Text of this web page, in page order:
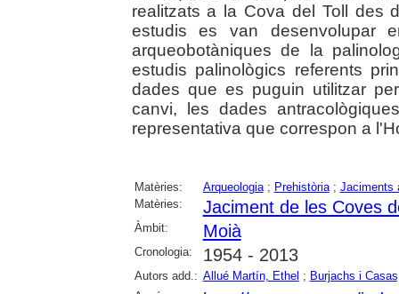
realitzats a la Cova del Toll des
estudis es van desenvolupar
arqueobotàniques de la
estudis palinològics referents
dades que es puguin utilitzar
canvi, les dades
representativa que correspon a
Matèries: Arqueologia; Prehistòria; Jaciments
Matèries:
Jaciment de les Coves
Àmbit: Moià
Cronologia: 1954 - 2013
Autors add.: Allué Martín, Ethel ; Burjachs i